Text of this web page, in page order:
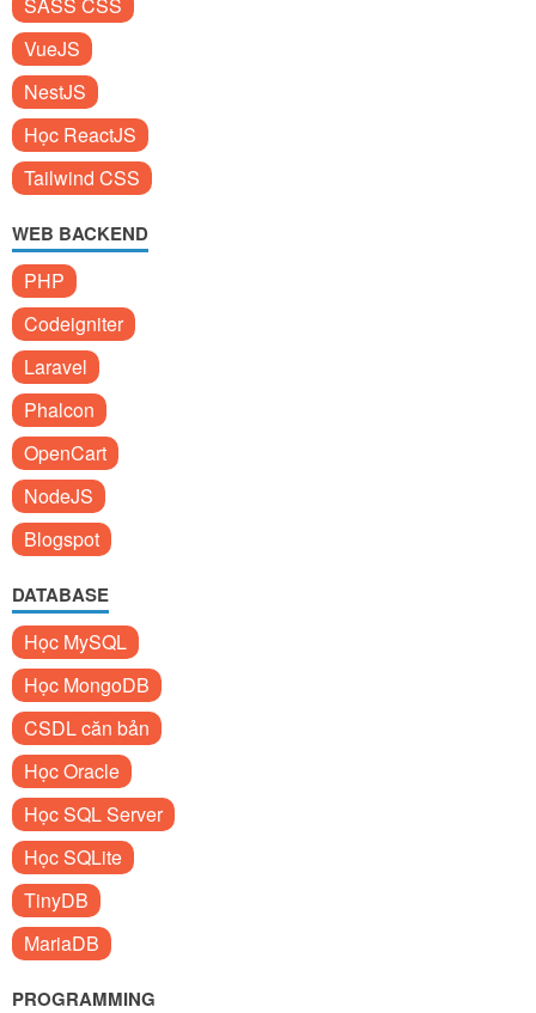
VueJS
NestJS
Học ReactJS
Tailwind CSS
WEB BACKEND
PHP
Codeigniter
Laravel
Phalcon
OpenCart
NodeJS
Blogspot
DATABASE
Học MySQL
Học MongoDB
CSDL căn bản
Học Oracle
Học SQL Server
Học SQLite
TinyDB
MariaDB
PROGRAMMING